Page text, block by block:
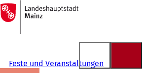
Inhalt anspringen
Zur
Startseite
Feste und Veranstaltungen